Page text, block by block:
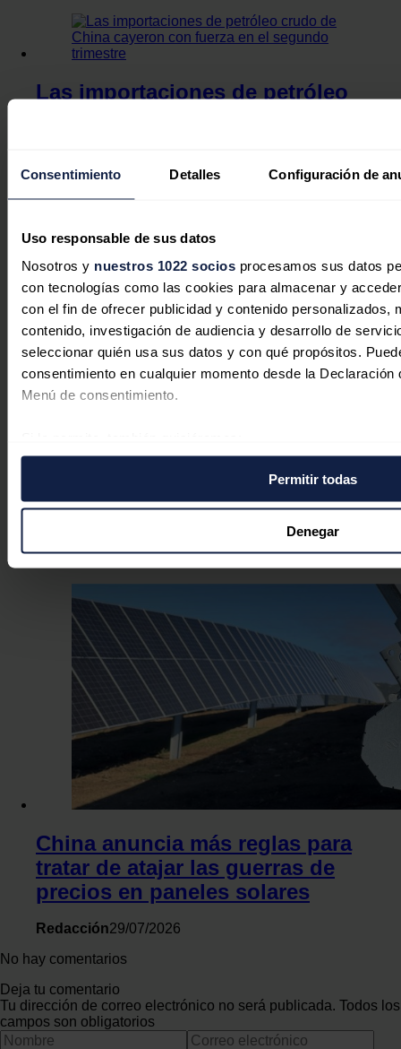
Consentimiento Detalles Configuración de
Uso responsable de sus datos
Nosotros y nuestros 1022 sociosprocesamos sus datos
con tecnologías como las cookies para almacenar y
con el fin de ofrecer publicidad y contenido personalizados,
contenido, investigación de audiencia y desarrollo de
seleccionar quién usa sus datos y con qué propósitos.
consentimiento en cualquier momento desde la
Menú de consentimiento.
Identificar su dispositivo analizándolo activamente
Obtenga más información sobre cómo se procesan sus
preferencias en lasección de datos. Puede cambiar o
momento en la Declaración de cookies.
Las cookies de este sitio web se usan para personalizar el
funciones de redes sociales y analizar el tráfico. Además,
uso que haga del sitio web con nuestros partners de redes
web, quienes pueden combinarla con otra información que
hayan recopilado a partir del uso que haya hecho de sus
Permitir todas
Denegar
Las importaciones de petróleo
José A. Roca 03/08/2026
Una empresa española desarrolla
una tecnología de
bioluminiscencia que permite a las
plantas emitir luz
José A. Roca31/07/2026
La generación de energía
renovable supera por primera vez
el 40% del total en China
China anuncia más reglas para
tratar de atajar las guerras de
precios en paneles solares
Redacción29/07/2026
No hay comentarios
Deja tu comentario
Tu dirección de correo electrónico no será publicada. Todos los
campos son obligatorios